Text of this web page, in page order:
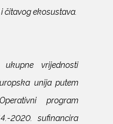
čitavog ekosustava.
vrijednosti
unija putem
program
2020. sufinancira